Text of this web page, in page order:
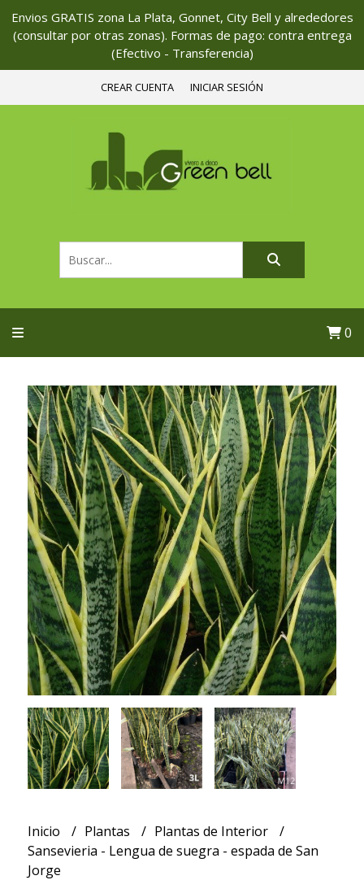
Envios GRATIS zona La Plata, Gonnet, City Bell y alrededores
(consultar por otras zonas). Formas de pago: contra entrega
(Efectivo - Transferencia)
CREAR CUENTA INICIAR SESIÓN
0
Inicio Plantas
Plantas de Interior
Sansevieria - Lengua de suegra - espada de San
Jorge